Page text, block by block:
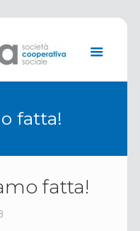
fatta!
fatta!